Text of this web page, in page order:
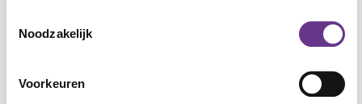
Noodzakelijk
Voorkeuren
Werkblad,
Licht verstandelijk